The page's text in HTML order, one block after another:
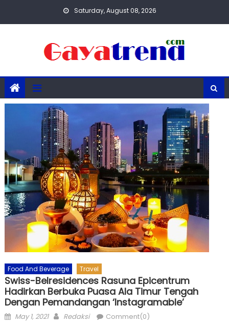
Saturday, August 08, 2026
Food And Beverage Travel
Swiss-Belresidences Rasuna Epicentrum
Hadirkan Berbuka Puasa Ala Timur Tengah
Dengan Pemandangan ‘Instagramable’
Posted
May 1, 2021 Author
Redaksi Comment(0)